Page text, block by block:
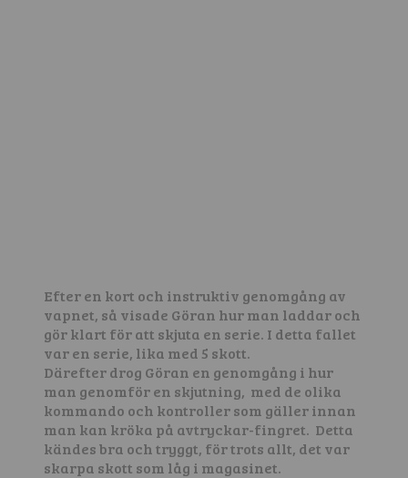
Efter en kort och instruktiv genomgång av
vapnet, så visade Göran hur man laddar och
gör klart för att skjuta en serie. I detta fallet
var en serie, lika med 5 skott.
Därefter drog Göran en genomgång i hur
man genomför en skjutning, med de olika
kommando och kontroller som gäller innan
man kan kröka på avtryckar-fingret. Detta
kändes bra och tryggt, för trots allt, det var
skarpa skott som låg i magasinet.